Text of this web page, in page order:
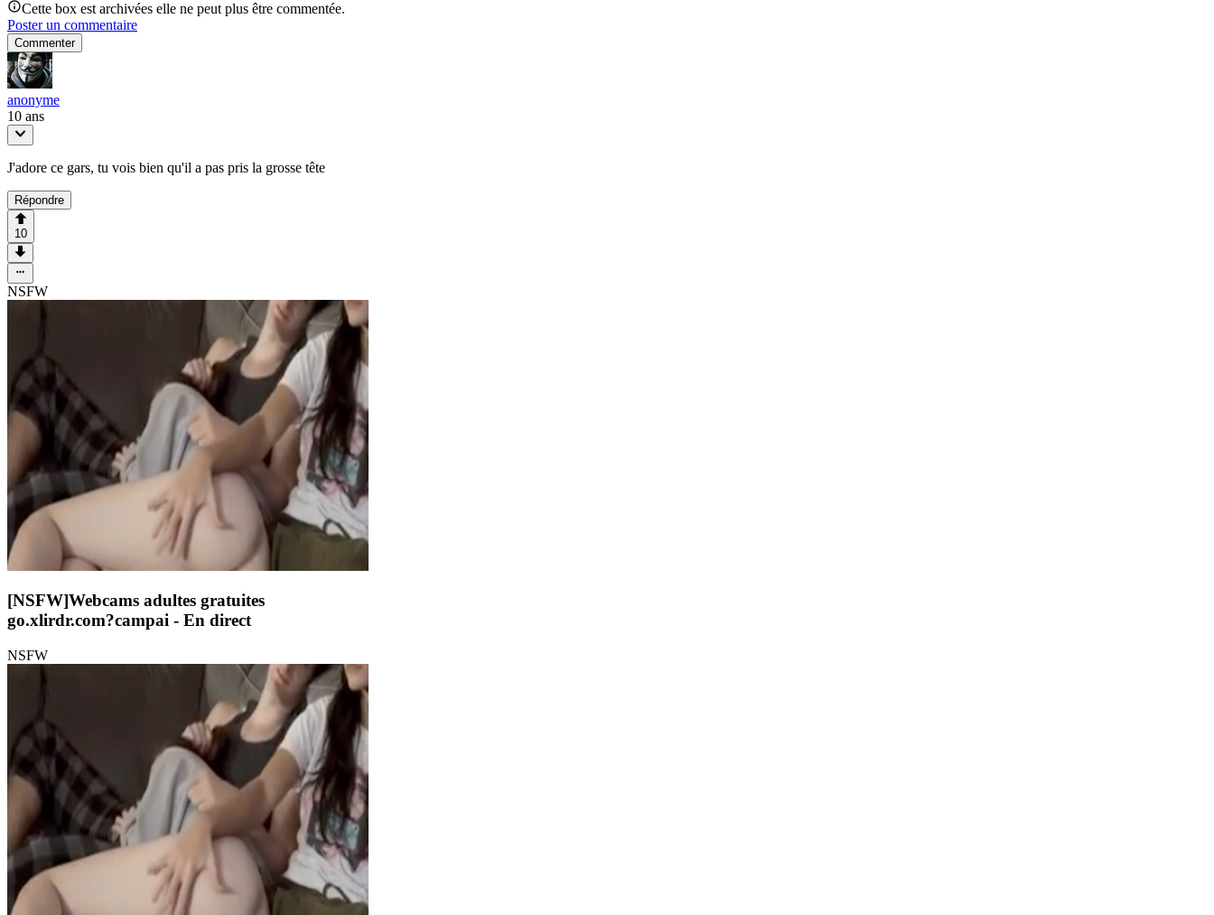
Cette box est archivées elle ne peut plus être commentée.
Poster un commentaire
Commenter
anonyme
10 ans
J'adore ce gars, tu vois bien qu'il a pas pris la grosse tête
Répondre
10
NSFW
[NSFW]Webcams adultes gratuites
go.xlirdr.com?campai - En direct
NSFW